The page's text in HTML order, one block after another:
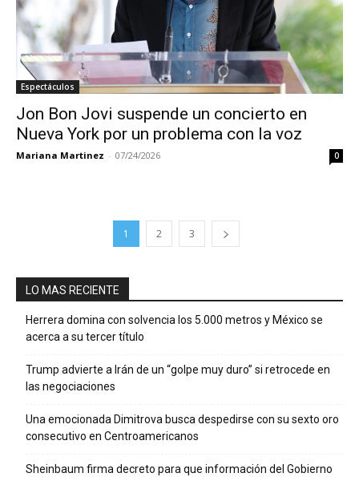
Espectáculos
Jon Bon Jovi suspende un concierto en
Nueva York por un problema con la voz
Mariana Martinez - 07/24/2026 0
1 2 3
LO MAS RECIENTE
Herrera domina con solvencia los 5.000 metros y México se
acerca a su tercer título
Trump advierte a Irán de un “golpe muy duro” si retrocede en
las negociaciones
Una emocionada Dimitrova busca despedirse con su sexto oro
consecutivo en Centroamericanos
Sheinbaum firma decreto para que información del Gobierno